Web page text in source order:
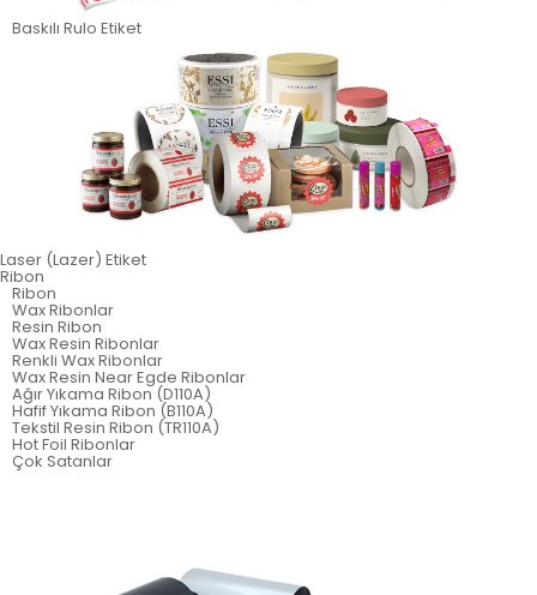
Baskılı Rulo Etiket
Laser (Lazer) Etiket
Ribon
Ribon
Wax Ribonlar
Resin Ribon
Wax Resin Ribonlar
Renkli Wax Ribonlar
Wax Resin Near Egde Ribonlar
Ağır Yıkama Ribon (D110A)
Hafif Yıkama Ribon (B110A)
Tekstil Resin Ribon (TR110A)
Hot Foil Ribonlar
Çok Satanlar